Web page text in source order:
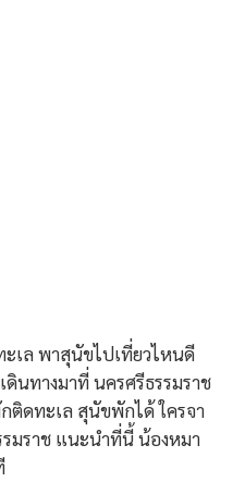
เล พาสุนัขไปเที่ยวไหนดี
นทางมาที่ นครศรีธรรมราช
ดทะเล สุนัขพักได้ ใครจา
มราช แนะนำที่นี้ น้องหมา